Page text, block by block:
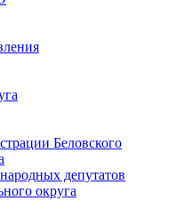
Беловского
депутатов
округа